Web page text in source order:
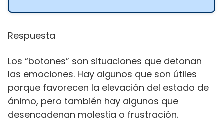
Respuesta
Los “botones” son situaciones que detonan
las emociones. Hay algunos que son útiles
porque favorecen la elevación del estado de
ánimo, pero también hay algunos que
desencadenan molestia o frustración.